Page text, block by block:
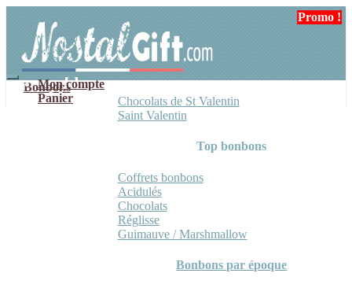
navigation
contenu
Mon compte
Panier
Bonbons
Chocolats de St Valentin
Saint Valentin
Top bonbons
Coffrets bonbons
Acidulés
Chocolats
Réglisse
Guimauve / Marshmallow
Bonbons par époque
Promo !